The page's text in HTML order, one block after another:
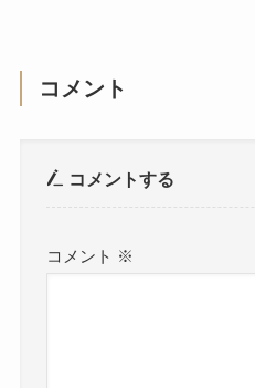
コメント
コメントする
コメント ※